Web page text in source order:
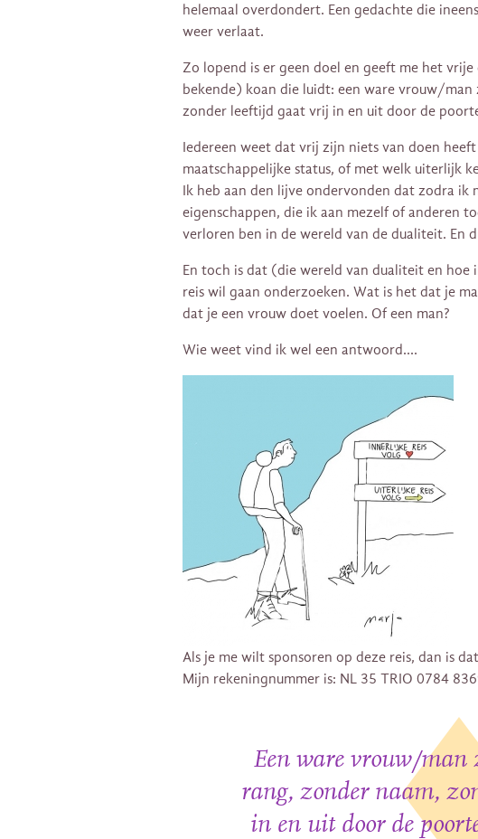
helemaal overdondert. Een gedachte die
weer verlaat.
Zo lopend is er geen doel en geeft me het
bekende) koan die luidt: een ware vrouw/
zonder leeftijd gaat vrij in en uit door de
Iedereen weet dat vrij zijn niets van doen
maatschappelijke status, of met welk uiterlijk
Ik heb aan den lijve ondervonden dat zodra ik
eigenschappen, die ik aan mezelf of anderen
verloren ben in de wereld van de dualiteit. En
En toch is dat (die wereld van dualiteit en
reis wil gaan onderzoeken. Wat is het dat je
dat je een vrouw doet voelen. Of een man?
Wie weet vind ik wel een antwoord….
Als je me wilt sponsoren op deze reis, dan is
Mijn rekeningnummer is: NL 35 TRIO 0784
Een ware vrouw/man
rang, zonder naam,
in en uit door de